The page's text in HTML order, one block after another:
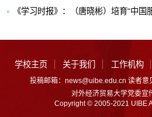
《学习时报》：（唐晓彬）培育“中国
学校主页 关于我们 工作机构
投稿邮箱：news@uibe.edu.cn 读者
对外经济贸易大学党委宣
Copyright © 2005-2021 UIBE